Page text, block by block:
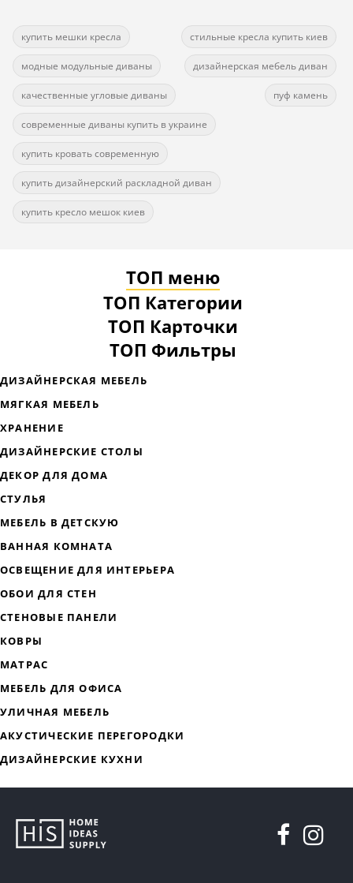
купить мешки кресла стильные кресла купить киев
модные модульные диваны дизайнерская мебель диван
качественные угловые диваны пуф камень
современные диваны купить в украине
купить кровать современную
купить дизайнерский раскладной диван
купить кресло мешок киев
ТОП меню
ТОП Категории
ТОП Карточки
ТОП Фильтры
МЯГКАЯ МЕБЕЛЬ
ХРАНЕНИЕ